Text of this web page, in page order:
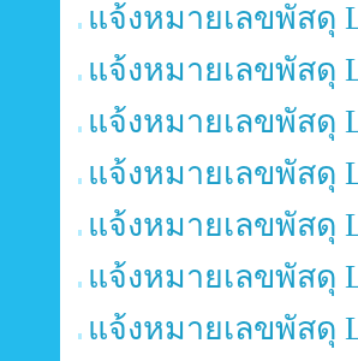
แจ้งหมายเลขพัสดุ
แจ้งหมายเลขพัสดุ
แจ้งหมายเลขพัสดุ
แจ้งหมายเลขพัสดุ
แจ้งหมายเลขพัสดุ
แจ้งหมายเลขพัสดุ
แจ้งหมายเลขพัสดุ